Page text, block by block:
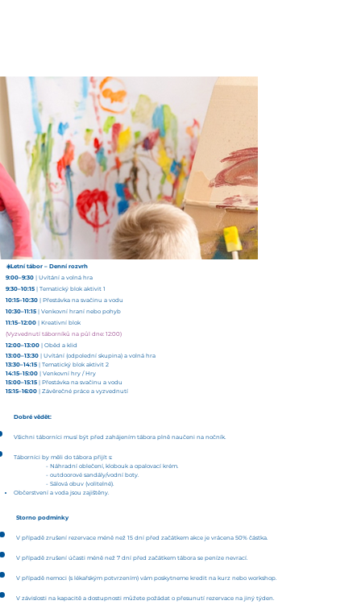
☀️Letní tábor – Denní rozvrh
9:00–9:30| Uvítání a volná hra
9:30–10:15| Tematický blok aktivit 1
10:15–10:30| Přestávka na svačinu a vodu
10:30–11:15| Venkovní hraní nebo pohyb
11:15–12:00| Kreativní blok
(Vyzvednutí táborníků na půl dne: 12:00)
12:00–13:00| Oběd a klid
13:00–13:30| Uvítání (odpolední skupina) a volná hra
13:30–14:15| Tematický blok aktivit 2
14:15–15:00| Venkovní hry / Hry
15:00–15:15| Přestávka na svačinu a vodu
15:15–16:00| Závěrečné práce a vyzvednutí
Dobré vědět:
Všichni táborníci musí být před zahájením tábora plně naučeni na nočník.
Táborníci by měli do tábora přijít s:
- Náhradní oblečení, klobouk a opalovací krém.
- outdoorové sandály/vodní boty.
- Sálová obuv (volitelné).
Občerstvení a voda jsou zajištěny.
Storno podmínky
V případě zrušení rezervace méně než 15 dní před začátkem akce je vrácena 50% částka.
V případě zrušení účasti méně než 7 dní před začátkem tábora se peníze nevrací.
V případě nemoci (s lékařským potvrzením) vám poskytneme kredit na kurz nebo workshop.
V závislosti na kapacitě a dostupnosti můžete požádat o přesunutí rezervace na jiný týden.